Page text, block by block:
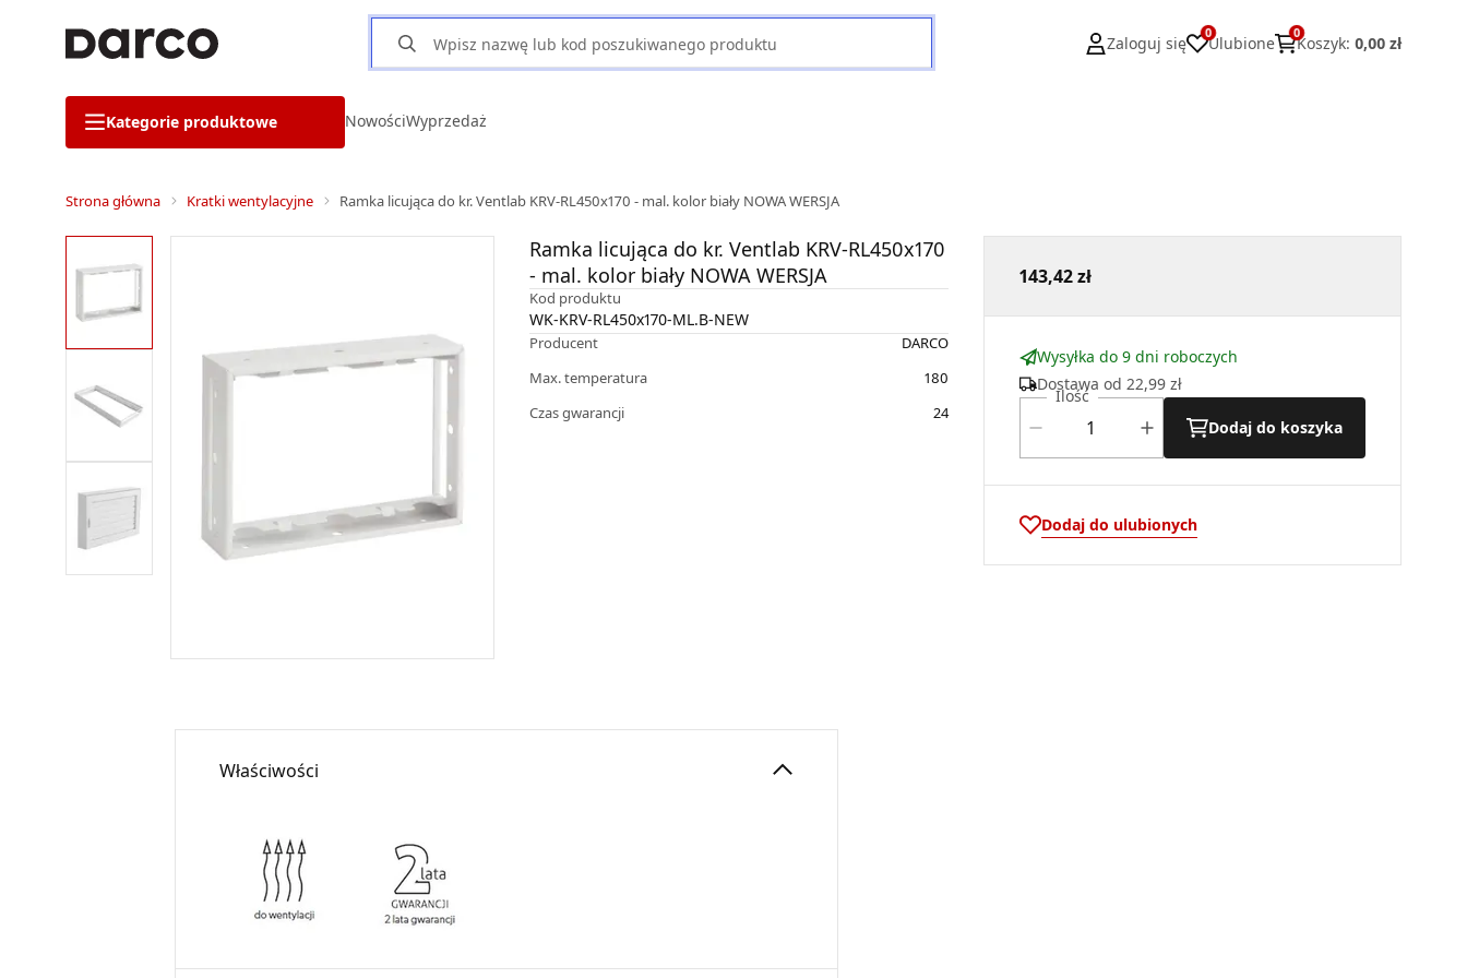
Zaloguj się
0
Ulubione
0
Koszyk: 0,00 zł
Kategorie produktowe NowościWyprzedaż
Strona główna Kratki wentylacyjne Ramka licująca do kr. Ventlab KRV-RL450x170 - mal. kolor biały NOWA WERSJA
Ramka licująca do kr. Ventlab KRV-RL450x170
- mal. kolor biały NOWA WERSJA
Kod produktu
WK-KRV-RL450x170-ML.B-NEW
Producent
DARCO
Max. temperatura
180
Czas gwarancji
24
143,42 zł
Wysyłka do 9 dni roboczych
Dostawa od 22,99 zł
Ilość
Dodaj do koszyka
Dodaj do ulubionych
Właściwości